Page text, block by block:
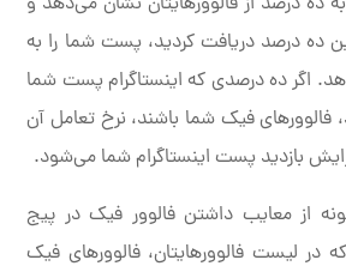
ده درصد دریافت کردید، پست شما را به
اگر ده درصدی که اینستاگرام پست شما
فالوورهای فیک شما باشند، نرخ تعامل آن
بازدید پست اینستاگرام شما می‌شود.
از معایب داشتن فالوور فیک در پیج
لیست فالوورهایتان، فالوورهای فیک